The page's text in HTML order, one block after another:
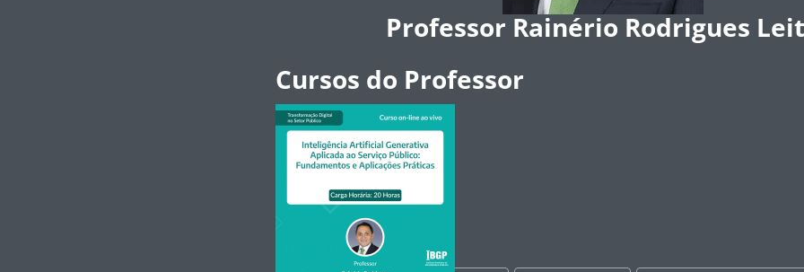
Professor Rainério Rodrigues
Cursos do Professor